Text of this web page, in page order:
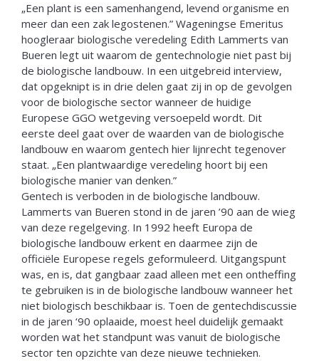
„Een plant is een samenhangend, levend organisme en
meer dan een zak legostenen.” Wageningse Emeritus
hoogleraar biologische veredeling Edith Lammerts van
Bueren legt uit waarom de gentechnologie niet past bij
de biologische landbouw. In een uitgebreid interview,
dat opgeknipt is in drie delen gaat zij in op de gevolgen
voor de biologische sector wanneer de huidige
Europese GGO wetgeving versoepeld wordt. Dit
eerste deel gaat over de waarden van de biologische
landbouw en waarom gentech hier lijnrecht tegenover
staat. „Een plantwaardige veredeling hoort bij een
biologische manier van denken.”
Gentech is verboden in de biologische landbouw.
Lammerts van Bueren stond in de jaren ’90 aan de wieg
van deze regelgeving. In 1992 heeft Europa de
biologische landbouw erkent en daarmee zijn de
officiële Europese regels geformuleerd. Uitgangspunt
was, en is, dat gangbaar zaad alleen met een ontheffing
te gebruiken is in de biologische landbouw wanneer het
niet biologisch beschikbaar is. Toen de gentechdiscussie
in de jaren ‘90 oplaaide, moest heel duidelijk gemaakt
worden wat het standpunt was vanuit de biologische
sector ten opzichte van deze nieuwe technieken.